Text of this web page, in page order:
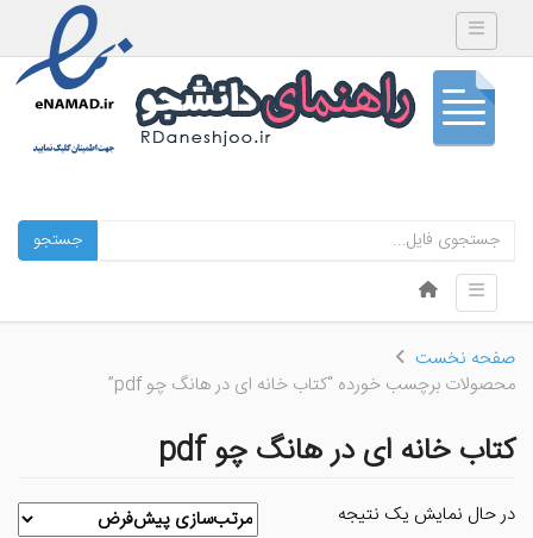
Toggle navigation
جستجو
Menu
Skip to content
Toggle navigation
صفحه نخست
محصولات برچسب خورده “کتاب خانه ای در هانگ چو pdf”
کتاب خانه ای در هانگ چو pdf
در حال نمایش یک نتیجه